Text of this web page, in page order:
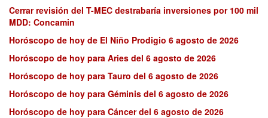
Cerrar revisión del T-MEC destrabaría inversiones por 100 mil
MDD: Concamin
Horóscopo de hoy de El Niño Prodigio 6 agosto de 2026
Horóscopo de hoy para Aries del 6 agosto de 2026
Horóscopo de hoy para Tauro del 6 agosto de 2026
Horóscopo de hoy para Géminis del 6 agosto de 2026
Horóscopo de hoy para Cáncer del 6 agosto de 2026